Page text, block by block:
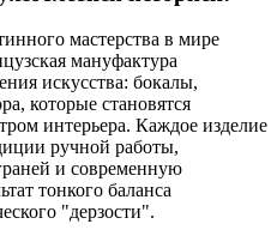
мастерства в мире
мануфактура
искусства: бокалы,
которые становятся
интерьера. Каждое изделие
ручной работы,
и современную
тонкого баланса
"дерзости".